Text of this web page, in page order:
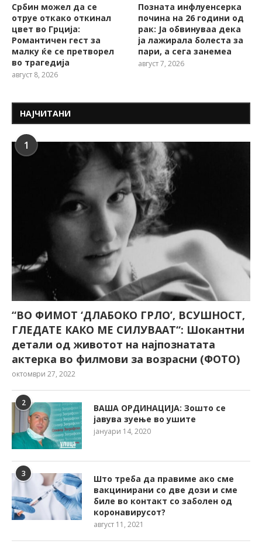
Србин можел да се
отруе откако откинал
цвет во Грција:
Романтичен гест за
малку ќе се претворел
во трагедија
август 8, 2026
Позната инфлуенсерка
почина на 26 години од
рак: Ја обвинуваа дека
ја лажирала болеста за
пари, а сега занемеа
август 7, 2026
НАЈЧИТАНИ
1
“ВО ФИМОТ ‘ДЛАБОКО ГРЛО’, ВСУШНОСТ,
ГЛЕДАТЕ КАКО МЕ СИЛУВААТ“: Шокантни
детали од животот на најпознатата
актерка во филмови за возрасни (ФОТО)
октомври 27, 2022
2
ВАША ОРДИНАЦИЈА: Зошто се
јавува зуење во ушите
јануари 14, 2020
3
Што треба да правиме ако сме
вакцинирани со две дози и сме
биле во контакт со заболен од
коронавирусот?
август 11, 2021